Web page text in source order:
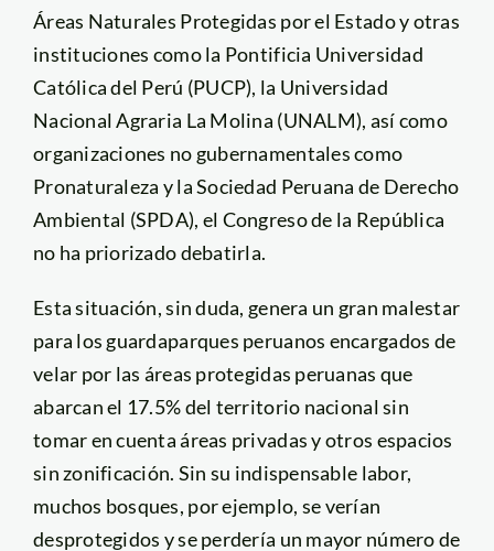
Áreas Naturales Protegidas por el Estado y otras
instituciones como la Pontificia Universidad
Católica del Perú (PUCP), la Universidad
Nacional Agraria La Molina (UNALM), así como
organizaciones no gubernamentales como
Pronaturaleza y la Sociedad Peruana de Derecho
Ambiental (SPDA), el Congreso de la República
no ha priorizado debatirla.
Esta situación, sin duda, genera un gran malestar
para los guardaparques peruanos encargados de
velar por las áreas protegidas peruanas que
abarcan el 17.5% del territorio nacional sin
tomar en cuenta áreas privadas y otros espacios
sin zonificación. Sin su indispensable labor,
muchos bosques, por ejemplo, se verían
desprotegidos y se perdería un mayor número de